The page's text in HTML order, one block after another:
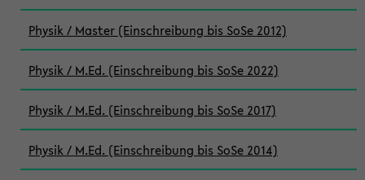
Physik / Master (Einschreibung bis SoSe 2012)
Physik / M.Ed. (Einschreibung bis SoSe 2022)
Physik / M.Ed. (Einschreibung bis SoSe 2017)
Physik / M.Ed. (Einschreibung bis SoSe 2014)